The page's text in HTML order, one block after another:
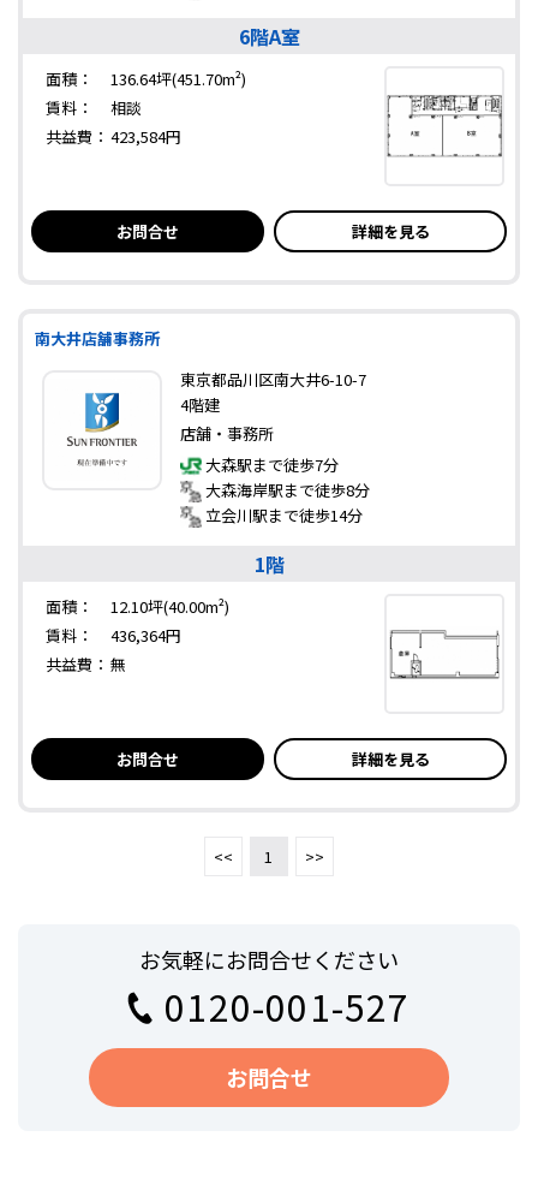
6階A室
面積：
136.64坪(451.70m²)
賃料：
相談
共益費： 423,584円
お問合せ 詳細を見る
南大井店舗事務所
東京都品川区南大井6-10-7
4階建
店舗・事務所
大森駅まで徒歩7分
大森海岸駅まで徒歩8分
立会川駅まで徒歩14分
1階
面積：
12.10坪(40.00m²)
賃料：
436,364円
共益費： 無
お問合せ 詳細を見る
<< 1 >>
お気軽にお問合せください
0120-001-527
お問合せ